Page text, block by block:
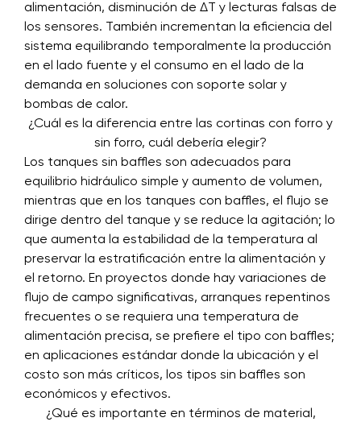
alimentación, disminución de ΔT y lecturas falsas de
los sensores. También incrementan la eficiencia del
sistema equilibrando temporalmente la producción
en el lado fuente y el consumo en el lado de la
demanda en soluciones con soporte solar y
bombas de calor.
¿Cuál es la diferencia entre las cortinas con forro y
sin forro, cuál debería elegir?
Los tanques sin baffles son adecuados para
equilibrio hidráulico simple y aumento de volumen,
mientras que en los tanques con baffles, el flujo se
dirige dentro del tanque y se reduce la agitación; lo
que aumenta la estabilidad de la temperatura al
preservar la estratificación entre la alimentación y
el retorno. En proyectos donde hay variaciones de
flujo de campo significativas, arranques repentinos
frecuentes o se requiera una temperatura de
alimentación precisa, se prefiere el tipo con baffles;
en aplicaciones estándar donde la ubicación y el
costo son más críticos, los tipos sin baffles son
económicos y efectivos.
¿Qué es importante en términos de material,